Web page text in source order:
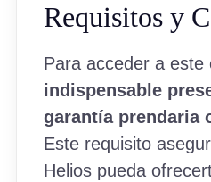
Requisitos y
Para acceder a este
indispensable
garantía prendaria
Este requisito
Helios pueda